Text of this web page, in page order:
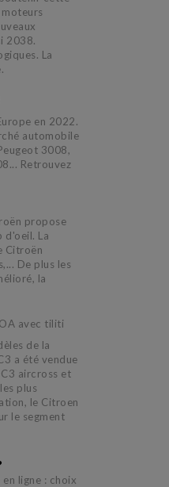
2038.
La
en 2022.
automobile
3008,
Retrouvez
propose
d'oeil. La
Citroën
De plus les
la
avec tiliti
de la
a été vendue
aircross et
plus
le Citroen
le segment
en ligne : choix